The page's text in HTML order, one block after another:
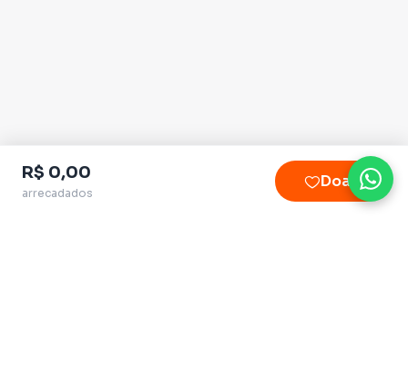
R$ 0,00
arrecadados
Doar